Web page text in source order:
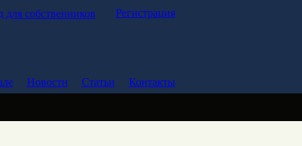
для собственников Регистрация
Новости Статьи Контакты